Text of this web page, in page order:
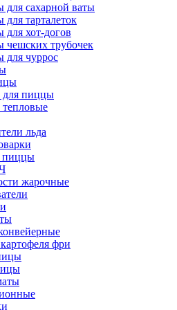
для сахарной ваты
для тарталеток
для хот-догов
чешских трубочек
для чуррос
пиццы
льда
пиццы
жарочные
фри